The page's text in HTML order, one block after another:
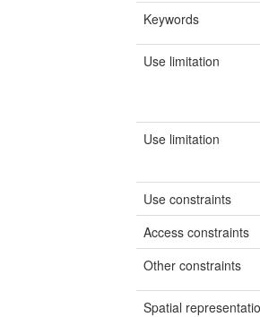
Keywords
Use limitation
Use limitation
Use constraints
Access constraints
Other constraints
Spatial